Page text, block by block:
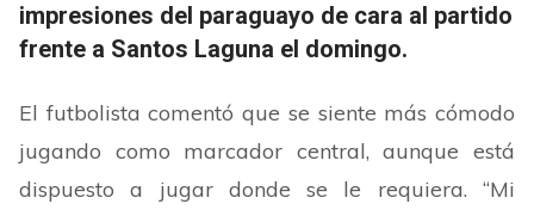
impresiones del paraguayo de cara al partido
frente a Santos Laguna el domingo.
El futbolista comentó que se siente más cómodo
jugando como marcador central, aunque está
dispuesto a jugar donde se le requiera. “Mi